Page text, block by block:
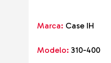
Marca: Case IH
Modelo: 310-400